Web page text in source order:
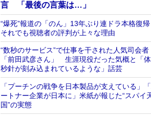
言 「最後の言葉は…」
“爆死”報道の「のん」13年ぶり連ドラ本格復
それでも視聴者の評判が上々な理由
“数秒のサービス”で仕事を干された人気司会者
「前田武彦さん」 生涯現役だった気概と「
秒針が刻み込まれているような」話芸
「プーチンの戦争を日本製品が支えている」
ートナー企業が日本に」米紙が報じた“スパイ
国”の実態